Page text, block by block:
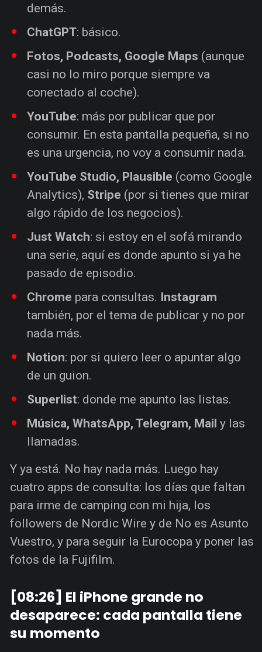
demás.
ChatGPT: básico.
Fotos, Podcasts, Google Maps (aunque
casi no lo miro porque siempre va
conectado al coche).
YouTube: más por publicar que por
consumir. En esta pantalla pequeña, si no
es una urgencia, no voy a consumir nada.
YouTube Studio, Plausible (como Google
Analytics), Stripe (por si tienes que mirar
algo rápido de los negocios).
Just Watch: si estoy en el sofá mirando
una serie, aquí es donde apunto si ya he
pasado de episodio.
Chrome para consultas. Instagram
también, por el tema de publicar y no por
nada más.
Notion: por si quiero leer o apuntar algo
de un guion.
Superlist: donde me apunto las listas.
Música, WhatsApp, Telegram, Mail y las
llamadas.
Y ya está. No hay nada más. Luego hay
cuatro apps de consulta: los días que faltan
para irme de camping con mi hija, los
followers de Nordic Wire y de No es Asunto
Vuestro, y para seguir la Eurocopa y poner las
fotos de la Fujifilm.
[08:26] El iPhone grande no
desaparece: cada pantalla tiene
su momento